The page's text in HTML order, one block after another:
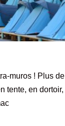
muros ! Plus de
tente, en dortoir,